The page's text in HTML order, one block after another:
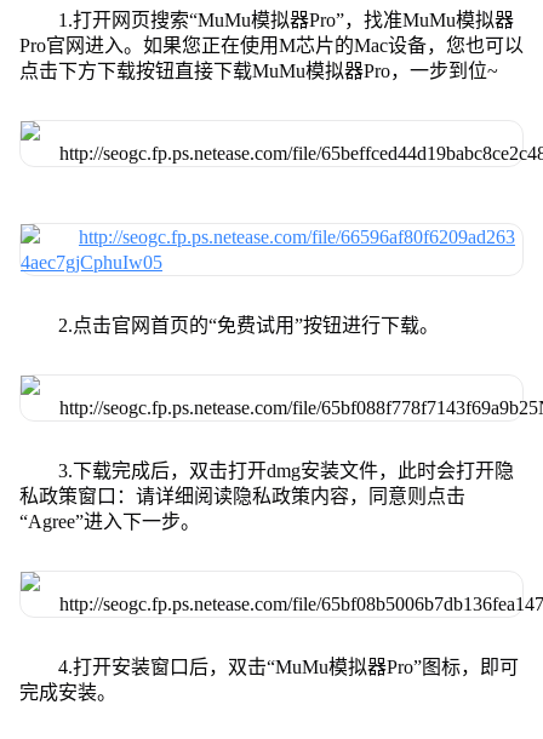
1.打开网页搜索“MuMu模拟器Pro”，找准MuMu模拟器
Pro官网进入。如果您正在使用M芯片的Mac设备，您也可以
点击下方下载按钮直接下载MuMu模拟器Pro，一步到位~
2.点击官网首页的“免费试用”按钮进行下载。
3.下载完成后，双击打开dmg安装文件，此时会打开隐
私政策窗口：请详细阅读隐私政策内容，同意则点击
“Agree”进入下一步。
4.打开安装窗口后，双击“MuMu模拟器Pro”图标，即可
完成安装。